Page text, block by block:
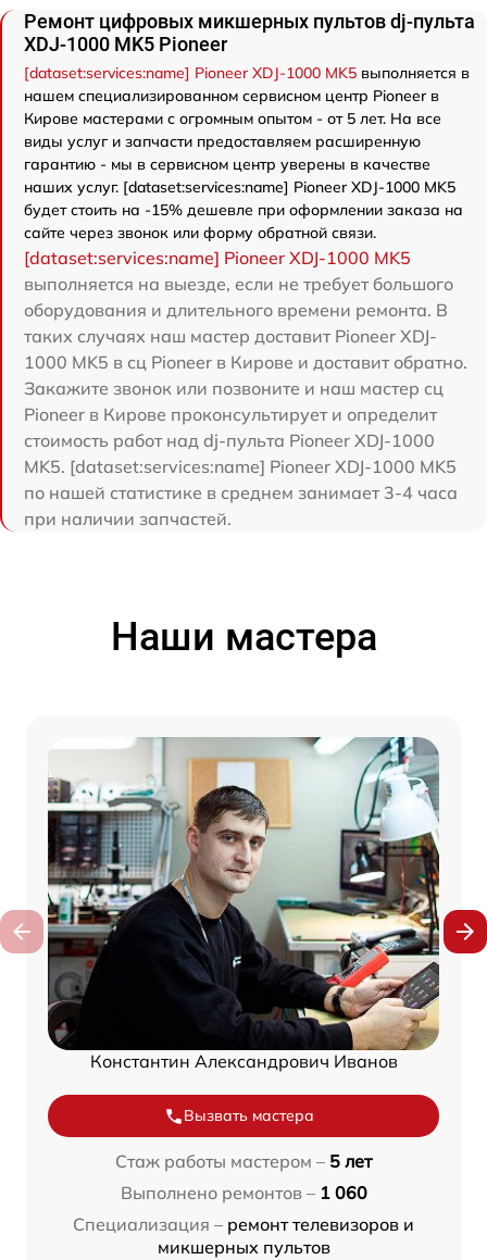
Ремонт цифровых микшерных пультов dj-пульта
XDJ-1000 MK5 Pioneer
[dataset:services:name] Pioneer XDJ-1000 MK5 выполняется в
нашем специализированном сервисном центр Pioneer в
Кирове мастерами с огромным опытом - от 5 лет. На все
виды услуг и запчасти предоставляем расширенную
гарантию - мы в сервисном центр уверены в качестве
наших услуг. [dataset:services:name] Pioneer XDJ-1000 MK5
будет стоить на -15% дешевле при оформлении заказа на
сайте через звонок или форму обратной связи.
[dataset:services:name] Pioneer XDJ-1000 MK5
выполняется на выезде, если не требует большого
оборудования и длительного времени ремонта. В
таких случаях наш мастер доставит Pioneer XDJ-
1000 MK5 в сц Pioneer в Кирове и доставит обратно.
Закажите звонок или позвоните и наш мастер сц
Pioneer в Кирове проконсультирует и определит
стоимость работ над dj-пульта Pioneer XDJ-1000
MK5. [dataset:services:name] Pioneer XDJ-1000 MK5
по нашей статистике в среднем занимает 3-4 часа
при наличии запчастей.
Наши мастера
Константин Александрович Иванов
Вызвать мастера
Стаж работы мастером – 5 лет
Выполнено ремонтов – 1 060
Специализация – ремонт телевизоров и
микшерных пультов